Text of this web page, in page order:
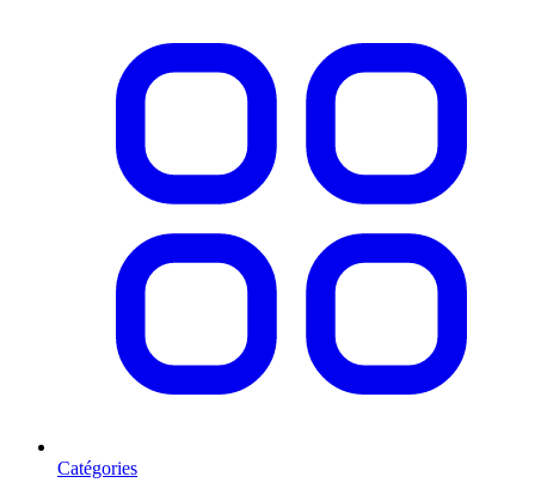
Catégories